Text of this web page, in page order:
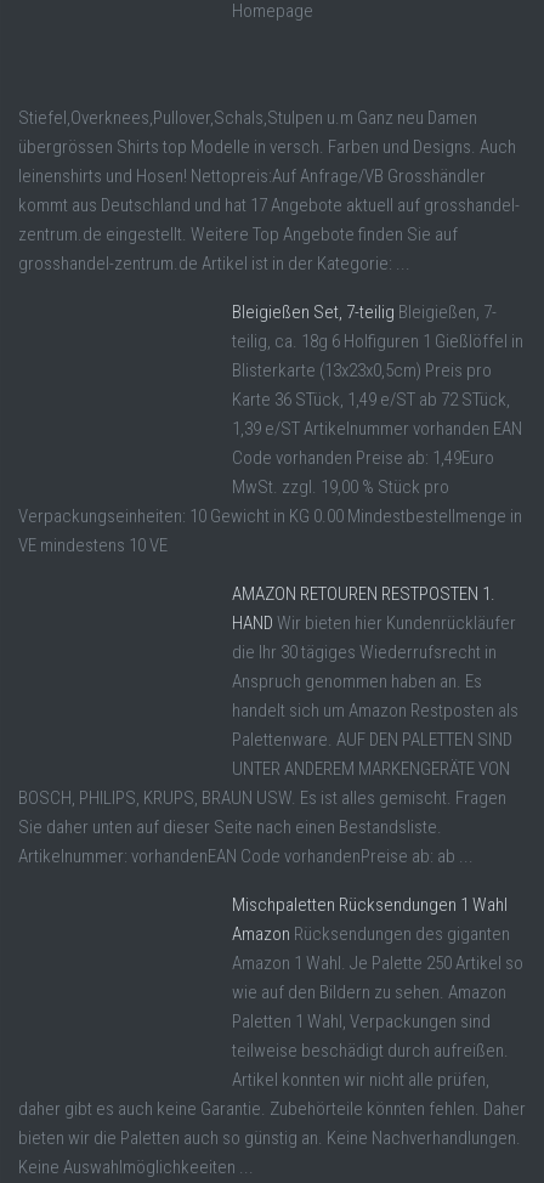
Homepage
Stiefel,Overknees,Pullover,Schals,Stulpen u.m Ganz neu Damen
übergrössen Shirts top Modelle in versch. Farben und Designs. Auch
leinenshirts und Hosen! Nettopreis:Auf Anfrage/VB Grosshändler
kommt aus Deutschland und hat 17 Angebote aktuell auf grosshandel-
zentrum.de eingestellt. Weitere Top Angebote finden Sie auf
grosshandel-zentrum.de Artikel ist in der Kategorie: ...
Bleigießen Set, 7-teilig Bleigießen, 7-
teilig, ca. 18g 6 Holfiguren 1 Gießlöffel in
Blisterkarte (13x23x0,5cm) Preis pro
Karte 36 STück, 1,49 e/ST ab 72 STück,
1,39 e/ST Artikelnummer vorhanden EAN
Code vorhanden Preise ab: 1,49Euro
MwSt. zzgl. 19,00 % Stück pro
Verpackungseinheiten: 10 Gewicht in KG 0.00 Mindestbestellmenge in
VE mindestens 10 VE
AMAZON RETOUREN RESTPOSTEN 1.
HAND Wir bieten hier Kundenrückläufer
die Ihr 30 tägiges Wiederrufsrecht in
Anspruch genommen haben an. Es
handelt sich um Amazon Restposten als
Palettenware. AUF DEN PALETTEN SIND
UNTER ANDEREM MARKENGERÄTE VON
BOSCH, PHILIPS, KRUPS, BRAUN USW. Es ist alles gemischt. Fragen
Sie daher unten auf dieser Seite nach einen Bestandsliste.
Artikelnummer: vorhandenEAN Code vorhandenPreise ab: ab ...
Mischpaletten Rücksendungen 1 Wahl
Amazon Rücksendungen des giganten
Amazon 1 Wahl. Je Palette 250 Artikel so
wie auf den Bildern zu sehen. Amazon
Paletten 1 Wahl, Verpackungen sind
teilweise beschädigt durch aufreißen.
Artikel konnten wir nicht alle prüfen,
daher gibt es auch keine Garantie. Zubehörteile könnten fehlen. Daher
bieten wir die Paletten auch so günstig an. Keine Nachverhandlungen.
Keine Auswahlmöglichkeeiten ...